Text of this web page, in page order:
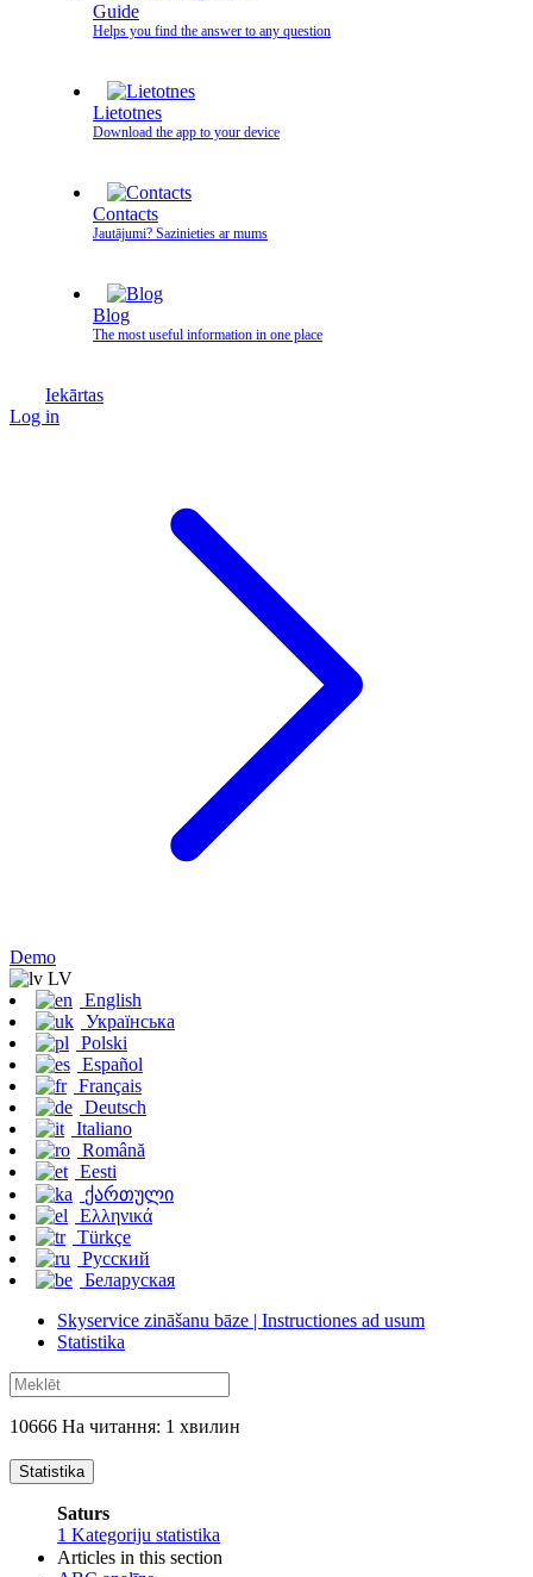
Guide
Helps you find the answer to any question
Lietotnes
Download the app to your device
Contacts
Jautājumi? Sazinieties ar mums
Blog
The most useful information in one place
Iekārtas
Log in
Demo
LV
English
Українська
Polski
Español
Français
Deutsch
Italiano
Română
Eesti
ქართული
Ελληνικά
Türkçe
Русский
Беларуская
Skyservice zināšanu bāze | Instructiones ad usum
Statistika
10666 На читання: 1 хвилин
Statistika
Saturs
1 Kategoriju statistika
Articles in this section